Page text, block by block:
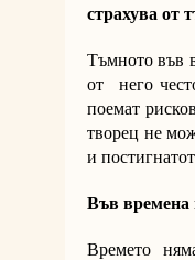
страхува от
Тъмното във
от него
поемат
творец не
и
Във времена
Времето